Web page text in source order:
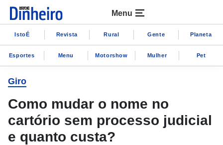
Menu
IstoÉ Revista Rural Gente Planeta
Esportes Menu Motorshow Mulher Pet
Giro
Como mudar o nome no
cartório sem processo judicial
e quanto custa?